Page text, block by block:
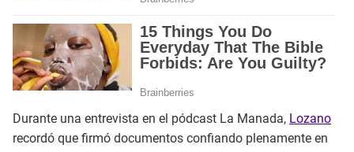
Durante una entrevista en el pódcast La Manada, Lozano
recordó que firmó documentos confiando plenamente en